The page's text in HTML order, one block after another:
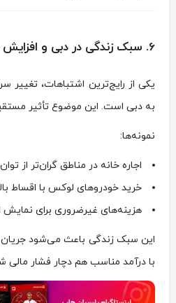
6. سبک زندگی در دبی و افزایش هزینه‌ها
یکی از رایج‌ترین اشتباهات، تغییر
به دبی است. این موضوع تأثیر
نمونه‌ها:
اجاره خانه در مناطق گران‌تر از
خرید خودروهای لوکس با اقساط
هزینه‌های غیرضروری برای نمایش
این سبک زندگی باعث می‌شود
با درآمد مناسب هم دچار فشار مالی